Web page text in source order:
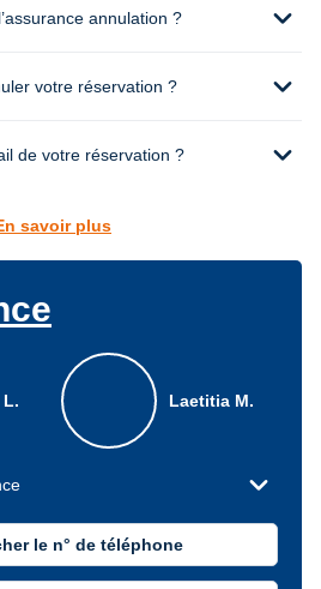
annulation ? expand_more
votre réservation ? expand_more
de votre réservation ? expand_more
savoir plus
Laetitia M.
expand_more
le n° de téléphone